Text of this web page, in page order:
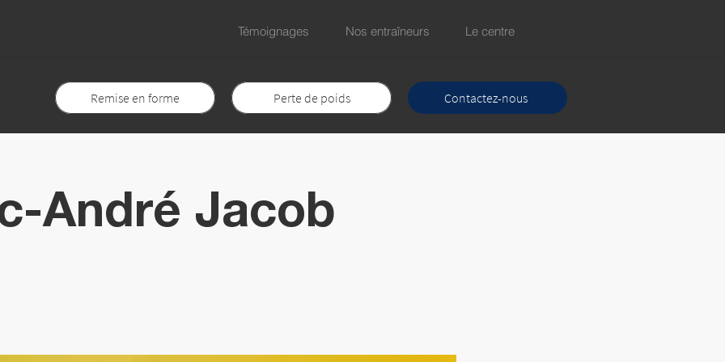
Témoignages Nos entraîneurs Le centre
Remise en forme Perte de poids Contactez-nous
André Jacob